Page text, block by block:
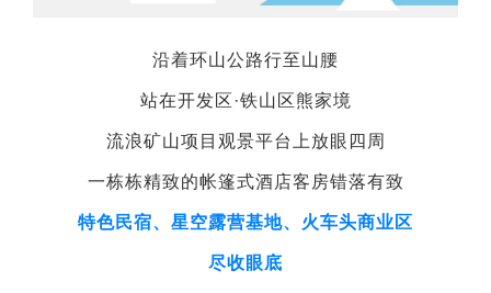
沿着环山公路行至山腰
站在开发区·铁山区熊家境
流浪矿山项目观景平台上放眼四周
一栋栋精致的帐篷式酒店客房错落有致
特色民宿、星空露营基地、火车头商业区
尽收眼底